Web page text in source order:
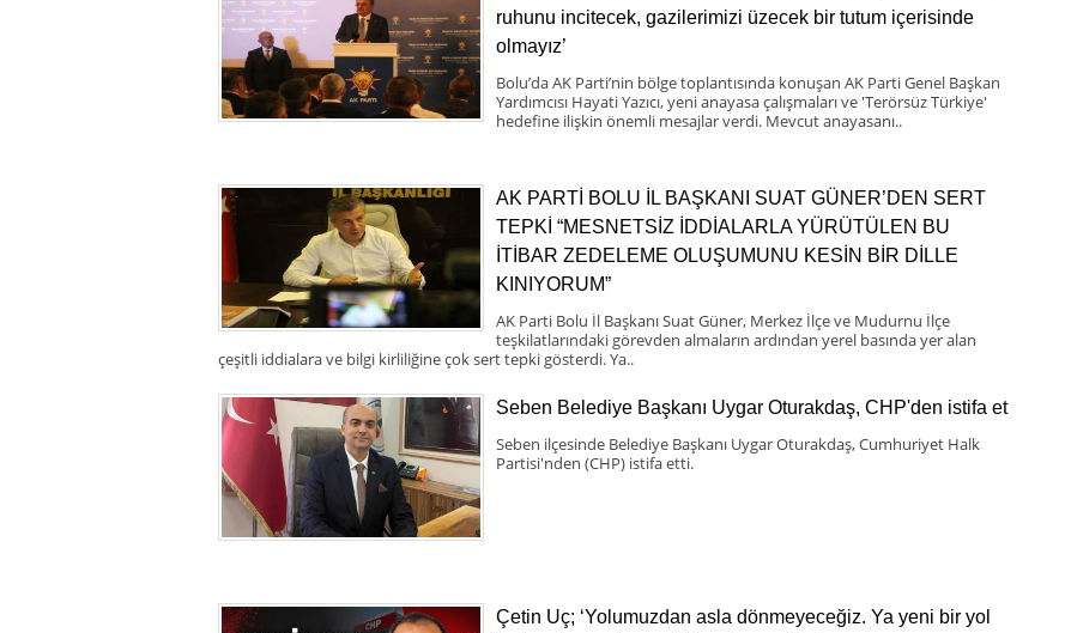
ruhunu incitecek, gazilerimizi üzecek bir tutum içerisinde
olmayız’
Bolu’da AK Parti’nin bölge toplantısında konuşan AK Parti Genel Başkan
Yardımcısı Hayati Yazıcı, yeni anayasa çalışmaları ve 'Terörsüz Türkiye'
hedefine ilişkin önemli mesajlar verdi. Mevcut anayasanı..
AK PARTİ BOLU İL BAŞKANI SUAT GÜNER’DEN SERT
TEPKİ “MESNETSİZ İDDİALARLA YÜRÜTÜLEN BU
İTİBAR ZEDELEME OLUŞUMUNU KESİN BİR DİLLE
KINIYORUM”
AK Parti Bolu İl Başkanı Suat Güner, Merkez İlçe ve Mudurnu İlçe
teşkilatlarındaki görevden almaların ardından yerel basında yer alan
çeşitli iddialara ve bilgi kirliliğine çok sert tepki gösterdi. Ya..
Seben Belediye Başkanı Uygar Oturakdaş, CHP'den istifa et
Seben ilçesinde Belediye Başkanı Uygar Oturakdaş, Cumhuriyet Halk
Partisi'nden (CHP) istifa etti.
Çetin Uç; ‘Yolumuzdan asla dönmeyeceğiz. Ya yeni bir yol